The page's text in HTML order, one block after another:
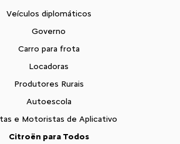
Veículos diplomáticos
Governo
Carro para frota
Locadoras
Produtores Rurais
Autoescola
e Motoristas de Aplicativo
Citroën para Todos